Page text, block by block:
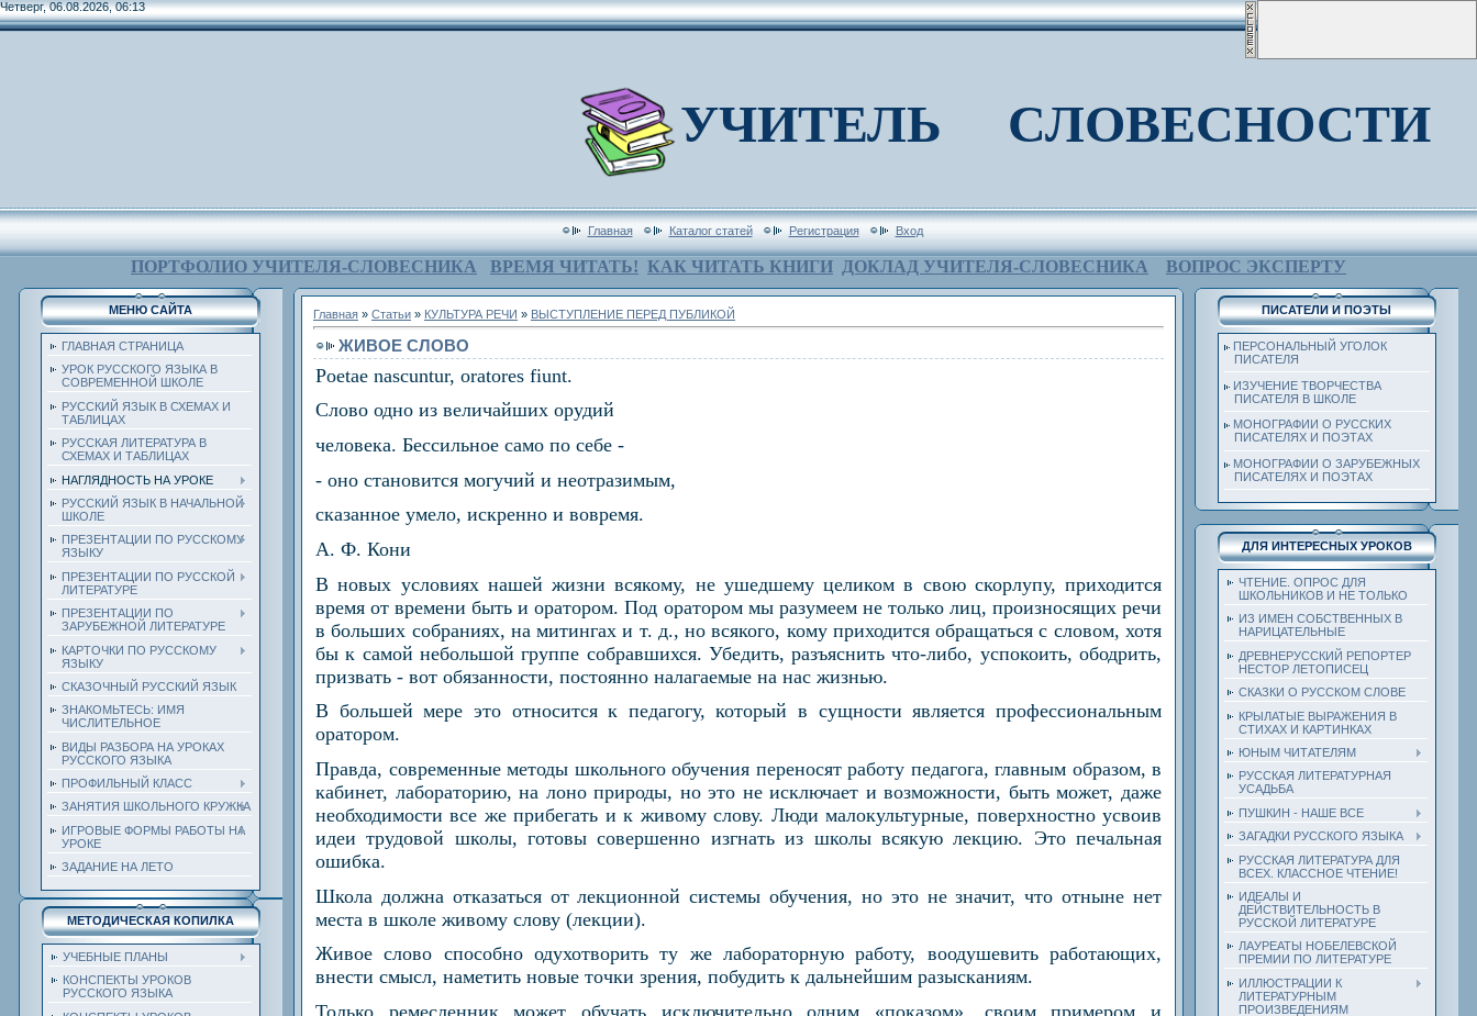
Четверг, 06.08.2026, 06:13
УЧИТЕЛЬ СЛОВЕСНОСТИ
Главная Каталог статей Регистрация Вход
ПОРТФОЛИО УЧИТЕЛЯ-СЛОВЕСНИКА ВРЕМЯ ЧИТАТЬ! КАК ЧИТАТЬ КНИГИ ДОКЛАД УЧИТЕЛЯ-СЛОВЕСНИКА ВОПРОС ЭКСПЕРТУ
МЕНЮ САЙТА
ГЛАВНАЯ СТРАНИЦА
УРОК РУССКОГО ЯЗЫКА В
СОВРЕМЕННОЙ ШКОЛЕ
РУССКИЙ ЯЗЫК В СХЕМАХ И
ТАБЛИЦАХ
РУССКАЯ ЛИТЕРАТУРА В
СХЕМАХ И ТАБЛИЦАХ
НАГЛЯДНОСТЬ НА УРОКЕ
РУССКИЙ ЯЗЫК В НАЧАЛЬНОЙ
ШКОЛЕ
ПРЕЗЕНТАЦИИ ПО РУССКОМУ
ЯЗЫКУ
ПРЕЗЕНТАЦИИ ПО РУССКОЙ
ЛИТЕРАТУРЕ
ПРЕЗЕНТАЦИИ ПО
ЗАРУБЕЖНОЙ ЛИТЕРАТУРЕ
КАРТОЧКИ ПО РУССКОМУ
ЯЗЫКУ
СКАЗОЧНЫЙ РУССКИЙ ЯЗЫК
ЗНАКОМЬТЕСЬ: ИМЯ
ЧИСЛИТЕЛЬНОЕ
ВИДЫ РАЗБОРА НА УРОКАХ
РУССКОГО ЯЗЫКА
ПРОФИЛЬНЫЙ КЛАСС
ЗАНЯТИЯ ШКОЛЬНОГО КРУЖКА
ИГРОВЫЕ ФОРМЫ РАБОТЫ НА
УРОКЕ
ЗАДАНИЕ НА ЛЕТО
МЕТОДИЧЕСКАЯ КОПИЛКА
УЧЕБНЫЕ ПЛАНЫ
КОНСПЕКТЫ УРОКОВ
РУССКОГО ЯЗЫКА
Главная » Статьи » КУЛЬТУРА РЕЧИ » ВЫСТУПЛЕНИЕ ПЕРЕД ПУБЛИКОЙ
ЖИВОЕ СЛОВО
Poetae nascuntur, oratores fiunt.
Слово одно из величайших орудий
человека. Бессильное само по себе -
- оно становится могучий и неотразимым,
сказанное умело, искренно и вовремя.
А. Ф. Кони
В новых условиях нашей жизни всякому, не ушедшему целиком в свою скорлупу, приходится
время от времени быть и оратором. Под оратором мы разумеем не только лиц, произносящих речи
в больших собраниях, на митингах и т. д., но всякого, кому приходится обращаться с словом, хотя
бы к самой небольшой группе собравшихся. Убедить, разъяснить что-либо, успокоить, ободрить,
призвать - вот обязанности, постоянно налагаемые на нас жизнью.
В большей мере это относится к педагогу, который в сущности является профессиональным
оратором.
Правда, современные методы школьного обучения переносят работу педагога, главным образом, в
кабинет, лабораторию, на лоно природы, но это не исключает и возможности, быть может, даже
необходимости все же прибегать и к живому слову. Люди малокультурные, поверхностно усвоив
идеи трудовой школы, готовы совершенно изгнать из школы всякую лекцию. Это печальная
ошибка.
Школа должна отказаться от лекционной системы обучения, но это не значит, что отныне нет
места в школе живому слову (лекции).
Живое слово способно одухотворить ту же лабораторную работу, воодушевить работающих,
внести смысл, наметить новые точки зрения, побудить к дальнейшим разысканиям.
Только ремесленник может обучать исключительно одним «показом», своим примером и
ПИСАТЕЛИ И ПОЭТЫ
ПЕРСОНАЛЬНЫЙ УГОЛОК
ПИСАТЕЛЯ
ИЗУЧЕНИЕ ТВОРЧЕСТВА
ПИСАТЕЛЯ В ШКОЛЕ
МОНОГРАФИИ О РУССКИХ
ПИСАТЕЛЯХ И ПОЭТАХ
МОНОГРАФИИ О ЗАРУБЕЖНЫХ
ПИСАТЕЛЯХ И ПОЭТАХ
ДЛЯ ИНТЕРЕСНЫХ УРОКОВ
ЧТЕНИЕ. ОПРОС ДЛЯ
ШКОЛЬНИКОВ И НЕ ТОЛЬКО
ИЗ ИМЕН СОБСТВЕННЫХ В
НАРИЦАТЕЛЬНЫЕ
ДРЕВНЕРУССКИЙ РЕПОРТЕР
НЕСТОР ЛЕТОПИСЕЦ
СКАЗКИ О РУССКОМ СЛОВЕ
КРЫЛАТЫЕ ВЫРАЖЕНИЯ В
СТИХАХ И КАРТИНКАХ
ЮНЫМ ЧИТАТЕЛЯМ
РУССКАЯ ЛИТЕРАТУРНАЯ
УСАДЬБА
ПУШКИН - НАШЕ ВСЕ
ЗАГАДКИ РУССКОГО ЯЗЫКА
РУССКАЯ ЛИТЕРАТУРА ДЛЯ
ВСЕХ. КЛАССНОЕ ЧТЕНИЕ!
ИДЕАЛЫ И
ДЕЙСТВИТЕЛЬНОСТЬ В
РУССКОЙ ЛИТЕРАТУРЕ
ЛАУРЕАТЫ НОБЕЛЕВСКОЙ
ПРЕМИИ ПО ЛИТЕРАТУРЕ
ИЛЛЮСТРАЦИИ К
ЛИТЕРАТУРНЫМ
ПРОИЗВЕДЕНИЯМ